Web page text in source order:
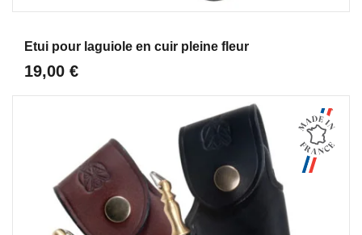
Etui pour laguiole en cuir pleine fleur
19,00 €